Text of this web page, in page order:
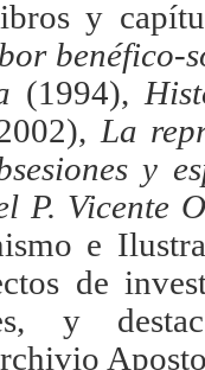
y
benéfico-
(1994),
La
y
P. Vicente
e
de
y